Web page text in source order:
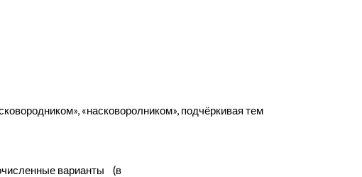
«насковоролником», подчёркивая тем
варианты (в